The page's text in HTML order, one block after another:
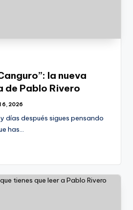
la nueva
de Pablo Rivero
6, 2026
días después sigues pensando
has…